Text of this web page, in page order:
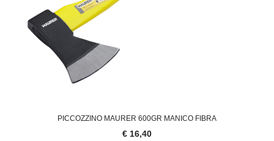
PICCOZZINO MAURER 600GR MANICO FIBRA
€ 16,40